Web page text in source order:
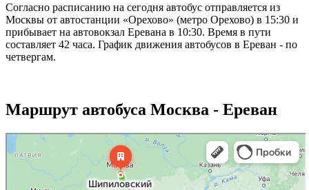
Согласно расписанию на сегодня автобус отправляется из
Москвы от автостанции «Орехово» (метро Орехово) в 15:30 и
прибывает на автовокзал Еревана в 10:30. Время в пути
составляет 42 часа. График движения автобусов в Ереван - по
четвергам.
Маршрут автобуса Москва - Ереван